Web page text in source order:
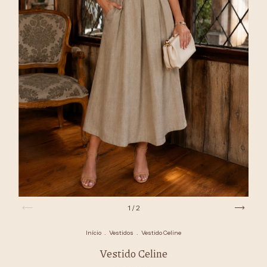
1 /2
Início . Vestidos . Vestido Celine
Vestido Celine